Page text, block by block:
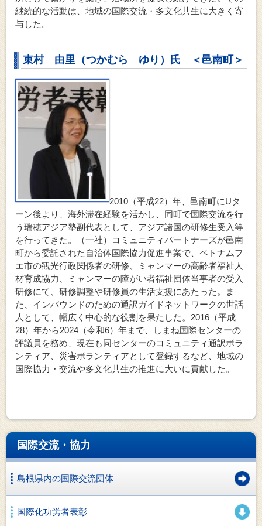
継続的な活動は、地域の国際交流・多文化共生に大きく寄
与した。
束村 由里（つかむら ゆり）氏 ＜邑南町＞
2010（平成22）年、邑南町にUタ
ーン後より、海外滞在経験を活かし、同町で国際交流を行
う瑞穂アジア塾副代表として、アジア諸国の研修生受入等
を行ってきた。（一社）コミュニティパートナーズが邑南
町から委託された自治体国際協力促進事業で、ベトナムフ
エ市の観光行政関係者の研修、ミャンマーの高齢者福祉人
材育成協力、ミャンマーの障がい者福祉団体当事者の受入
研修にて、研修調整や研修員の生活支援にあたった。ま
た、インバウンドのための通訳ガイドネットワークの世話
人として、幅広く中心的な役割を果たした。2016（平成
28）年から2024（令和6）年まで、しまね国際センターの
評議員を務め、現在も同センターのコミュニティ通訳ボラ
ンティア、災害ボランティアとして登録するなど、地域の
国際協力・交流や多文化共生の推進に大いに貢献した。
国際交流・協力
島根県内の国際交流団体
国際化功労者表彰